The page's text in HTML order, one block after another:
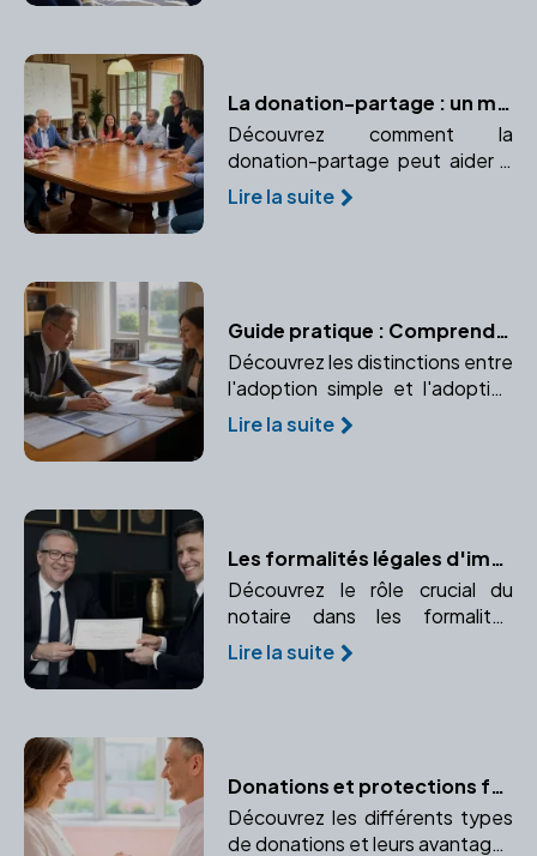
proches.
La donation-partage : un moyen efficace d'éviter les conflits familiaux
Découvrez comment la
donation-partage peut aider à
assurer une transmission
équitable du patrimoine et
Lire la suite
Guide pratique : Comprendre les différents types d'adoption
Découvrez les distinctions entre
l'adoption simple et l'adoption
plénière, leurs implications
juridiques et leurs particularités.
Lire la suite
Les formalités légales d'immatriculation avec un notaire
Découvrez le rôle crucial du
notaire dans les formalités
d'immatriculation de votre
entreprise. Apprenez comment
Lire la suite
Donations et protections familiales : les conseils du notaire
Découvrez les différents types
de donations et leurs avantages